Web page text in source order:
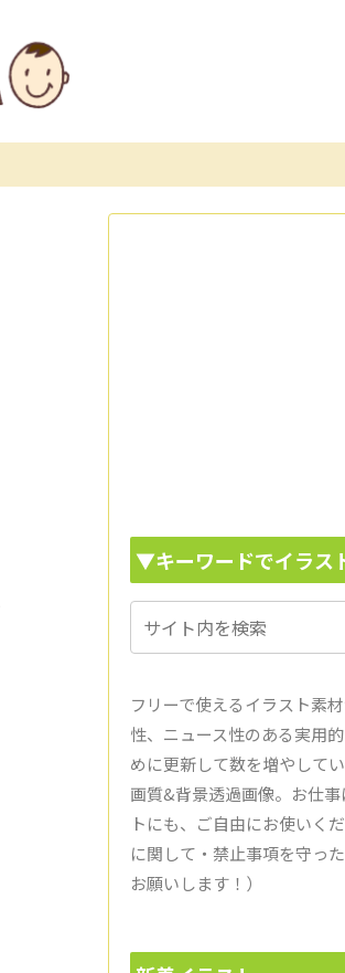
▼キーワードでイラス
フリーで使えるイラスト素
性、ニュース性のある実用
めに更新して数を増やして
画質&背景透過画像。お仕
トにも、ご自由にお使いく
に関して・禁止事項を守っ
お願いします！）